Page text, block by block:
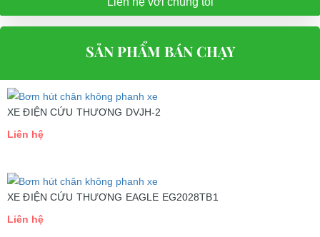
SẢN PHẨM BÁN CHẠY
XE ĐIỆN CỨU THƯƠNG DVJH-2
Liên hệ
XE ĐIỆN CỨU THƯƠNG EAGLE EG2028TB1
Liên hệ